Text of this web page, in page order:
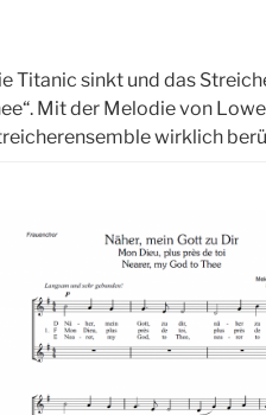
Titanic sinkt und das
Mit der Melodie von
wirklich